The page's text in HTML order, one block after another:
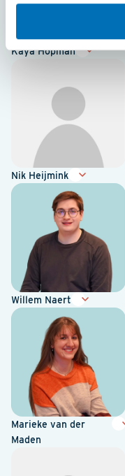
Kaya Hopman
Nik Heijmink
Willem Naert
Marieke van der
Maden